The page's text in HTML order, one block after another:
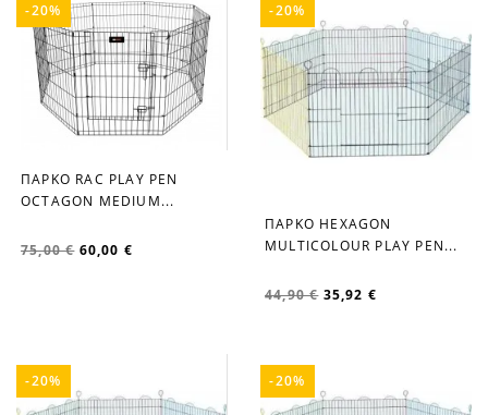
favorite_border
ΠΑΡΚΟ RAC PLAY PEN
OCTAGON MEDIUM...
75,00 € 60,00 €
-20%
favorite_border
ΠΑΡΚΟ HEXAGON
MULTICOLOUR PLAY PEN...
44,90 € 35,92 €
-20%
-20% -20%